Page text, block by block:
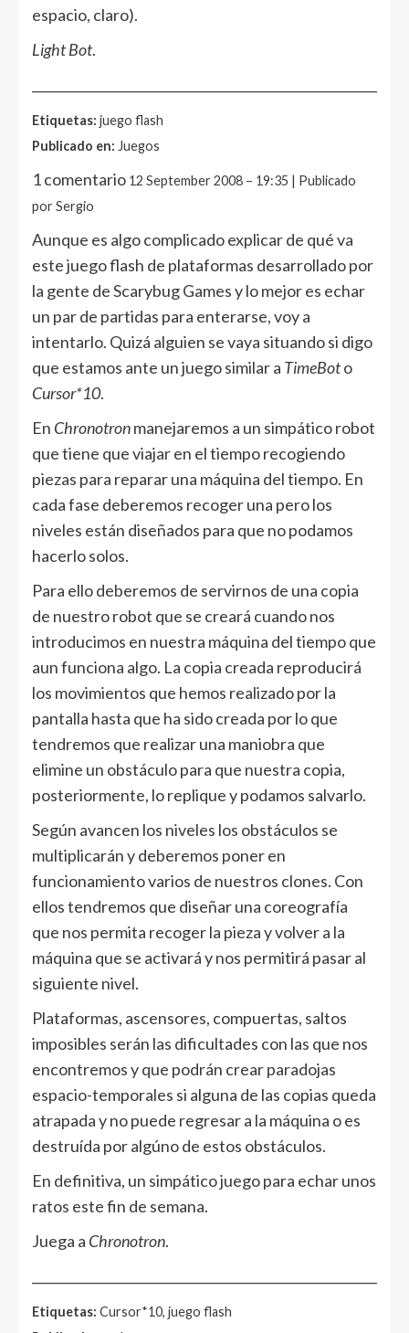
espacio, claro).
Light Bot.
Etiquetas: juego flash
Publicado en: Juegos
1 comentario 12 September 2008 – 19:35 | Publicado
por Sergio
Aunque es algo complicado explicar de qué va
este juego flash de plataformas desarrollado por
la gente de Scarybug Games y lo mejor es echar
un par de partidas para enterarse, voy a
intentarlo. Quizá alguien se vaya situando si digo
que estamos ante un juego similar a TimeBoto
Cursor*10.
En Chronotronmanejaremos a un simpático robot
que tiene que viajar en el tiempo recogiendo
piezas para reparar una máquina del tiempo. En
cada fase deberemos recoger una pero los
niveles están diseñados para que no podamos
hacerlo solos.
Para ello deberemos de servirnos de una copia
de nuestro robot que se creará cuando nos
introducimos en nuestra máquina del tiempo que
aun funciona algo. La copia creada reproducirá
los movimientos que hemos realizado por la
pantalla hasta que ha sido creada por lo que
tendremos que realizar una maniobra que
elimine un obstáculo para que nuestra copia,
posteriormente, lo replique y podamos salvarlo.
Según avancen los niveles los obstáculos se
multiplicarán y deberemos poner en
funcionamiento varios de nuestros clones. Con
ellos tendremos que diseñar una coreografía
que nos permita recoger la pieza y volver a la
máquina que se activará y nos permitirá pasar al
siguiente nivel.
Plataformas, ascensores, compuertas, saltos
imposibles serán las dificultades con las que nos
encontremos y que podrán crear paradojas
espacio-temporales si alguna de las copias queda
atrapada y no puede regresar a la máquina o es
destruída por algúno de estos obstáculos.
En definitiva, un simpático juego para echar unos
ratos este fin de semana.
Juega a Chronotron.
Etiquetas: Cursor*10, juego flash